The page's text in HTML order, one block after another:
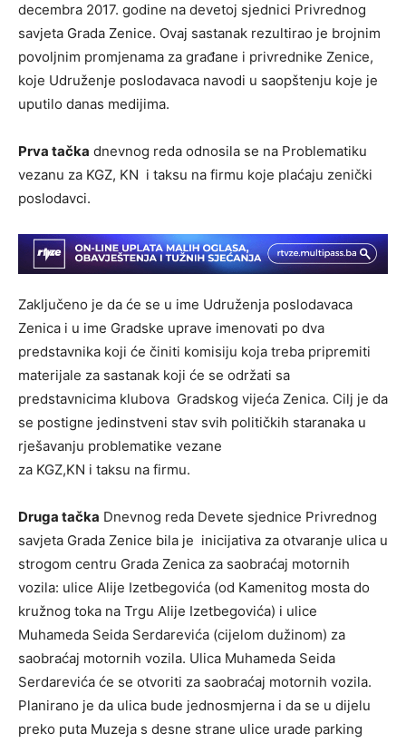
decembra 2017. godine na devetoj sjednici Privrednog
savjeta Grada Zenice. Ovaj sastanak rezultirao je brojnim
povoljnim promjenama za građane i privrednike Zenice,
koje Udruženje poslodavaca navodi u saopštenju koje je
uputilo danas medijima.
Prva tačka dnevnog reda odnosila se na Problematiku
vezanu za KGZ, KN i taksu na firmu koje plaćaju zenički
poslodavci.
Zaključeno je da će se u ime Udruženja poslodavaca
Zenica i u ime Gradske uprave imenovati po dva
predstavnika koji će činiti komisiju koja treba pripremiti
materijale za sastanak koji će se održati sa
predstavnicima klubova Gradskog vijeća Zenica. Cilj je da
se postigne jedinstveni stav svih političkih staranaka u
rješavanju problematike vezane
za KGZ,KN i taksu na firmu.
Druga tačka Dnevnog reda Devete sjednice Privrednog
savjeta Grada Zenice bila je inicijativa za otvaranje ulica u
strogom centru Grada Zenica za saobraćaj motornih
vozila: ulice Alije Izetbegovića (od Kamenitog mosta do
kružnog toka na Trgu Alije Izetbegovića) i ulice
Muhameda Seida Serdarevića (cijelom dužinom) za
saobraćaj motornih vozila. Ulica Muhameda Seida
Serdarevića će se otvoriti za saobraćaj motornih vozila.
Planirano je da ulica bude jednosmjerna i da se u dijelu
preko puta Muzeja s desne strane ulice urade parking